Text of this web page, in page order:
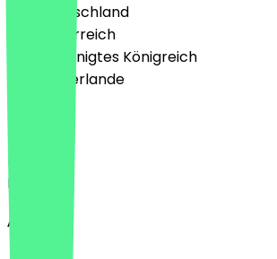
🇩🇪 Deutschland
🇦🇹 Österreich
🇬🇧 Vereinigtes Königreich
🇳🇱 Niederlande
Deutsch
English
About